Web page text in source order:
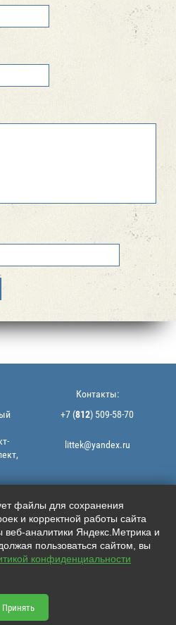
© 2013-2026 | ООО "ЛИТТЕК" -
производство и продажа РТИ
ИНН: 7806523560 | ОГРН:
1147847126162
Политика конфиденциальности |
Пользовательское соглашение
Контакты:
+7 (812) 509-58-70
littek@yandex.ru
файлы для сохранения
и корректной работы сайта
веб-аналитики Яндекс.Метрика и
пользоваться сайтом, вы
конфиденциальности
Принять